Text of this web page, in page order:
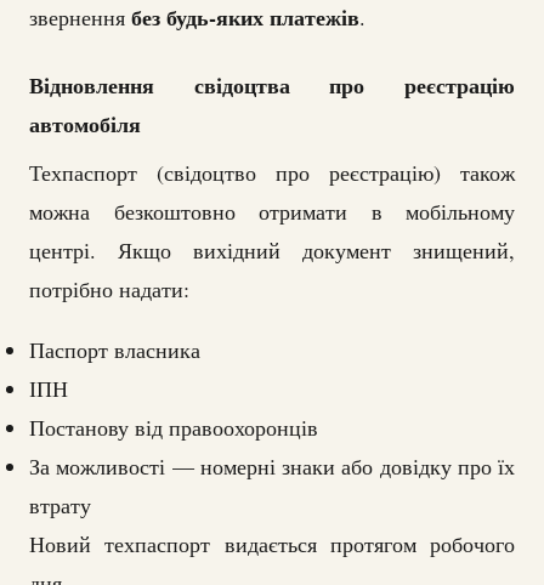
звернення без будь-яких платежів.
Відновлення свідоцтва про реєстрацію
автомобіля
Техпаспорт (свідоцтво про реєстрацію) також
можна безкоштовно отримати в мобільному
центрі. Якщо вихідний документ знищений,
потрібно надати:
Паспорт власника
ІПН
Постанову від правоохоронців
За можливості — номерні знаки або довідку про їх
втрату
Новий техпаспорт видається протягом робочого